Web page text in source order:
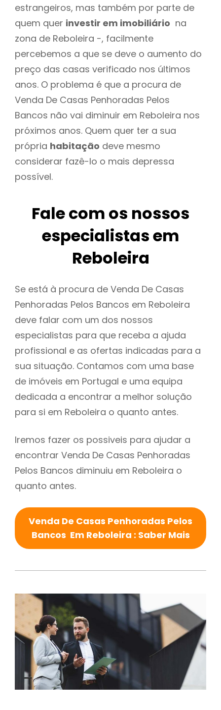
estrangeiros, mas também por parte de
quem quer investir em imobiliário na
zona de Reboleira -, facilmente
percebemos a que se deve o aumento do
preço das casas verificado nos últimos
anos. O problema é que a procura de
Venda De Casas Penhoradas Pelos
Bancos não vai diminuir em Reboleira nos
próximos anos. Quem quer ter a sua
própria habitação deve mesmo
considerar fazê-lo o mais depressa
possível.
Fale com os nossos
especialistas em
Reboleira
Se está à procura de Venda De Casas
Penhoradas Pelos Bancos em Reboleira
deve falar com um dos nossos
especialistas para que receba a ajuda
profissional e as ofertas indicadas para a
sua situação. Contamos com uma base
de imóveis em Portugal e uma equipa
dedicada a encontrar a melhor solução
para si em Reboleira o quanto antes.
Iremos fazer os possiveis para ajudar a
encontrar Venda De Casas Penhoradas
Pelos Bancos diminuiu em Reboleira o
quanto antes.
Venda De Casas Penhoradas Pelos
Bancos Em Reboleira : Saber Mais